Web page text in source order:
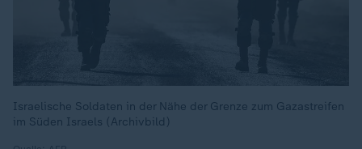
Israelische Soldaten in der Nähe der Grenze zum Gazastreifen
im Süden Israels (Archivbild)